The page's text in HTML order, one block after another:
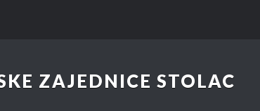
ZAJEDNICE STOLAC